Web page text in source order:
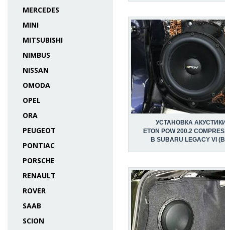
MERCEDES
MINI
MITSUBISHI
NIMBUS
NISSAN
OMODA
OPEL
ORA
PEUGEOT
PONTIAC
PORSCHE
RENAULT
ROVER
SAAB
SCION
УСТАНОВКА
ETON POW 200.2
В SUBARU LEGACY VI